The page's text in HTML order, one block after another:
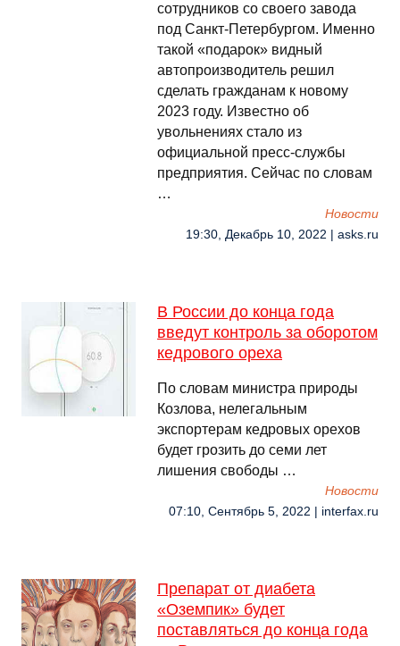
сотрудников со своего завода
под Санкт-Петербургом. Именно
такой «подарок» видный
автопроизводитель решил
сделать гражданам к новому
2023 году. Известно об
увольнениях стало из
официальной пресс-службы
предприятия. Сейчас по словам
…
Новости
19:30, Декабрь 10, 2022 | asks.ru
В России до конца года
введут контроль за оборотом
кедрового ореха
По словам министра природы
Козлова, нелегальным
экспортерам кедровых орехов
будет грозить до семи лет
лишения свободы …
Новости
07:10, Сентябрь 5, 2022 | interfax.ru
Препарат от диабета
«Оземпик» будет
поставляться до конца года